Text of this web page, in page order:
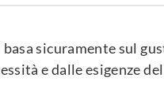
sicuramente sul
e dalle esigenze